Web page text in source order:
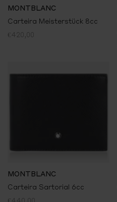
MONTBLANC
Carteira Meisterstück 8cc
€420,00
MONTBLANC
Carteira Sartorial 6cc
€440,00